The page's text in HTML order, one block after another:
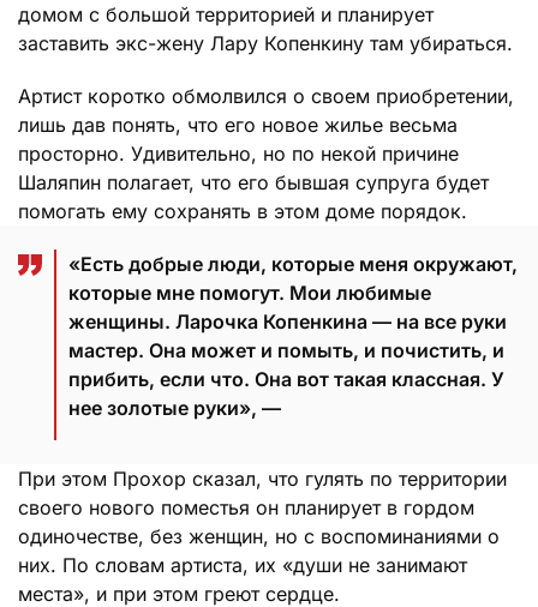
домом с большой территорией и планирует
заставить экс-жену Лару Копенкину там убираться.
Артист коротко обмолвился о своем приобретении,
лишь дав понять, что его новое жилье весьма
просторно. Удивительно, но по некой причине
Шаляпин полагает, что его бывшая супруга будет
помогать ему сохранять в этом доме порядок.
«Есть добрые люди, которые меня окружают,
которые мне помогут. Мои любимые
женщины. Ларочка Копенкина — на все руки
мастер. Она может и помыть, и почистить, и
прибить, если что. Она вот такая классная. У
нее золотые руки», —
При этом Прохор сказал, что гулять по территории
своего нового поместья он планирует в гордом
одиночестве, без женщин, но с воспоминаниями о
них. По словам артиста, их «души не занимают
места», и при этом греют сердце.